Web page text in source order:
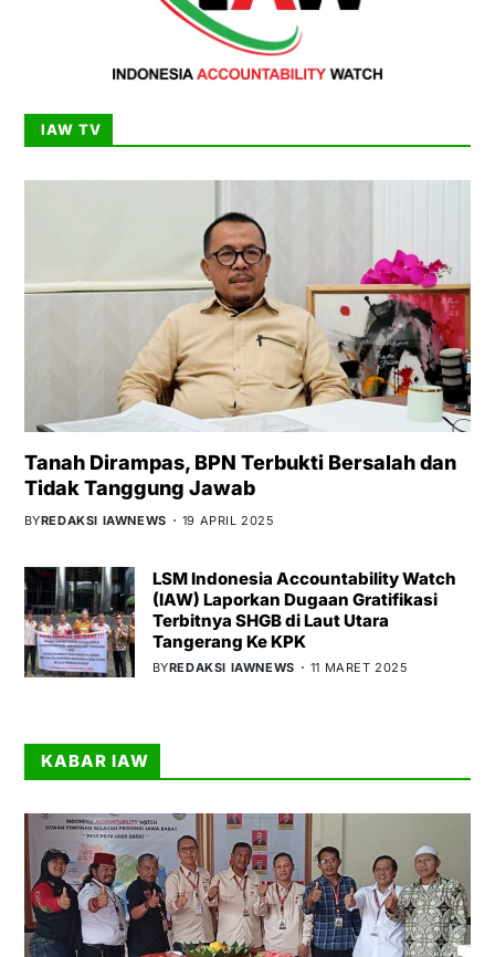
IAW TV
Tanah Dirampas, BPN Terbukti Bersalah dan
Tidak Tanggung Jawab
BYREDAKSI IAWNEWS 19 APRIL 2025
LSM Indonesia Accountability Watch
(IAW) Laporkan Dugaan Gratifikasi
Terbitnya SHGB di Laut Utara
Tangerang Ke KPK
BYREDAKSI IAWNEWS 11 MARET 2025
KABAR IAW